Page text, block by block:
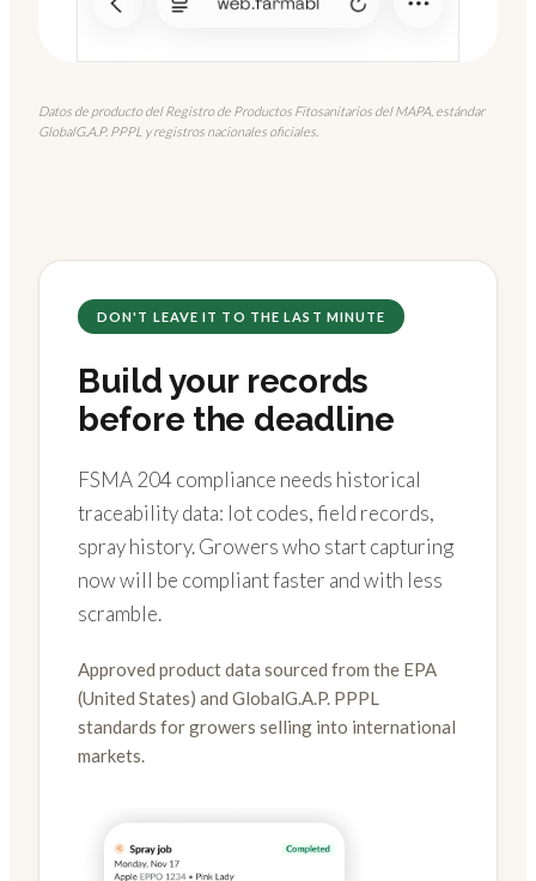
Datos de producto del Registro de Productos Fitosanitarios del MAPA, estándar
GlobalG.A.P. PPPL y registros nacionales oficiales.
DON'T LEAVE IT TO THE LAST MINUTE
Build your records
before the deadline
FSMA 204 compliance needs historical
traceability data: lot codes, field records,
spray history. Growers who start capturing
now will be compliant faster and with less
scramble.
Approved product data sourced from the EPA
(United States) and GlobalG.A.P. PPPL
standards for growers selling into international
markets.